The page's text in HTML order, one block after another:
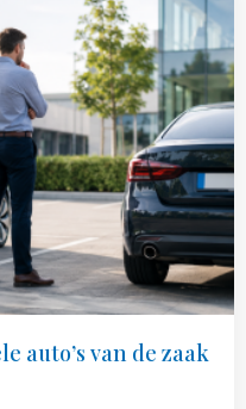
auto’s van de zaak